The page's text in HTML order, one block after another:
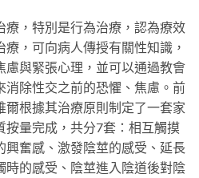
療，特別是行為治療，認為療效
，可向病人傳授有關性知識，
慮與緊張心理，並可以通過教會
消除性交之前的恐懼、焦慮。前
根據其治療原則制定了一套家
按量完成，共分7套：相互觸摸
興奮感、激發陰莖的感受、延長
時的感受、陰莖進入陰道後對陰